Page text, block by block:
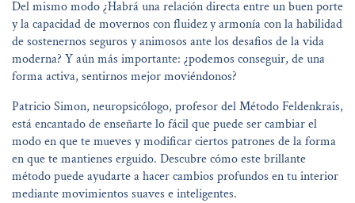
Del mismo modo ¿Habrá una relación directa entre un buen porte
y la capacidad de movernos con fluidez y armonía con la habilidad
de sostenernos seguros y animosos ante los desafios de la vida
moderna? Y aún más importante: ¿podemos conseguir, de una
forma activa, sentirnos mejor moviéndonos?
Patricio Simon, neuropsicólogo, profesor del Método Feldenkrais,
está encantado de enseñarte lo fácil que puede ser cambiar el
modo en que te mueves y modificar ciertos patrones de la forma
en que te mantienes erguido. Descubre cómo este brillante
método puede ayudarte a hacer cambios profundos en tu interior
mediante movimientos suaves e inteligentes.